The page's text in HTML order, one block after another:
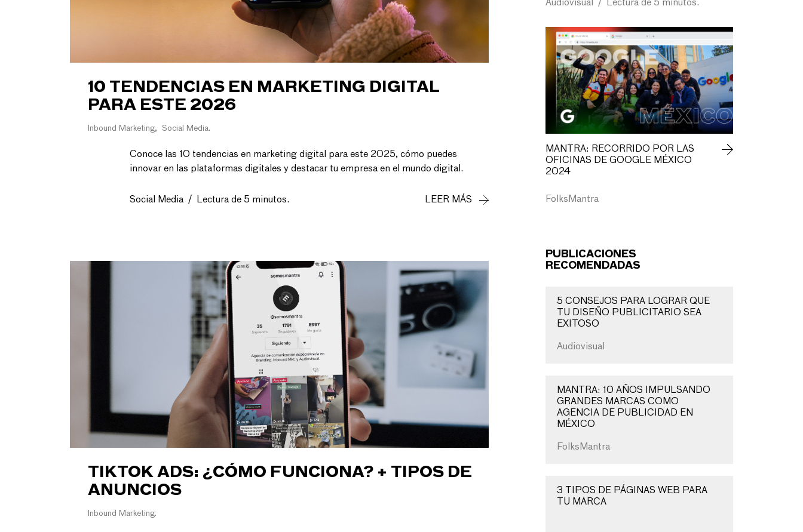
10 TENDENCIAS EN MARKETING DIGITAL
PARA ESTE 2026
Inbound Marketing Social Media
Conoce las 10 tendencias en marketing digital para este 2025, cómo puedes
innovar en las plataformas digitales y destacar tu empresa en el mundo digital.
Social Media / Lectura de 5 minutos. LEER MÁS
TIKTOK ADS: ¿CÓMO FUNCIONA? + TIPOS DE
ANUNCIOS
Inbound Marketing
Audiovisual / Lectura de 5 minutos.
MANTRA: RECORRIDO POR LAS
OFICINAS DE GOOGLE MÉXICO
2024
FolksMantra
PUBLICACIONES
RECOMENDADAS
5 CONSEJOS PARA LOGRAR QUE
TU DISEÑO PUBLICITARIO SEA
EXITOSO
Audiovisual
MANTRA: 10 AÑOS IMPULSANDO
GRANDES MARCAS COMO
AGENCIA DE PUBLICIDAD EN
MÉXICO
FolksMantra
3 TIPOS DE PÁGINAS WEB PARA
TU MARCA